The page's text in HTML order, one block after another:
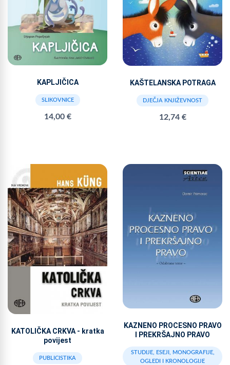
KAPLJIČICA
SLIKOVNICE
14,00 €
KAŠTELANSKA POTRAGA
DJEČJA KNJIŽEVNOST
12,74 €
KATOLIČKA CRKVA - kratka
povijest
PUBLICISTIKA
KAZNENO PROCESNO PRAVO
I PREKRŠAJNO PRAVO
STUDIJE, ESEJI, MONOGRAFIJE,
OGLEDI I KRONOLOGIJE